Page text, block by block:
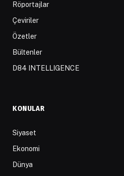
Röportajlar
Çeviriler
Özetler
Bültenler
D84 INTELLIGENCE
KONULAR
Siyaset
Ekonomi
Dünya